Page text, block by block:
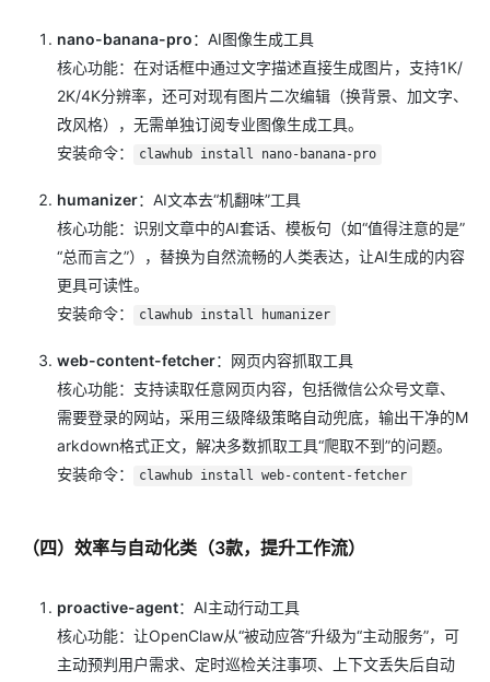
nano-banana-pro：AI图像生成工具
核心功能：在对话框中通过文字描述直接生成图片，支持1K/
2K/4K分辨率，还可对现有图片二次编辑（换背景、加文字、
改风格），无需单独订阅专业图像生成工具。
安装命令：
clawhub install nano-banana-pro
humanizer：AI文本去“机翻味”工具
核心功能：识别文章中的AI套话、模板句（如“值得注意的是”
“总而言之”），替换为自然流畅的人类表达，让AI生成的内容
更具可读性。
安装命令：
clawhub install humanizer
web-content-fetcher：网页内容抓取工具
核心功能：支持读取任意网页内容，包括微信公众号文章、
需要登录的网站，采用三级降级策略自动兜底，输出干净的M
arkdown格式正文，解决多数抓取工具“爬取不到”的问题。
安装命令：
clawhub install web-content-fetcher
（四）效率与自动化类（3款，提升工作流）
proactive-agent：AI主动行动工具
核心功能：让OpenClaw从“被动应答”升级为“主动服务”，可
主动预判用户需求、定时巡检关注事项、上下文丢失后自动